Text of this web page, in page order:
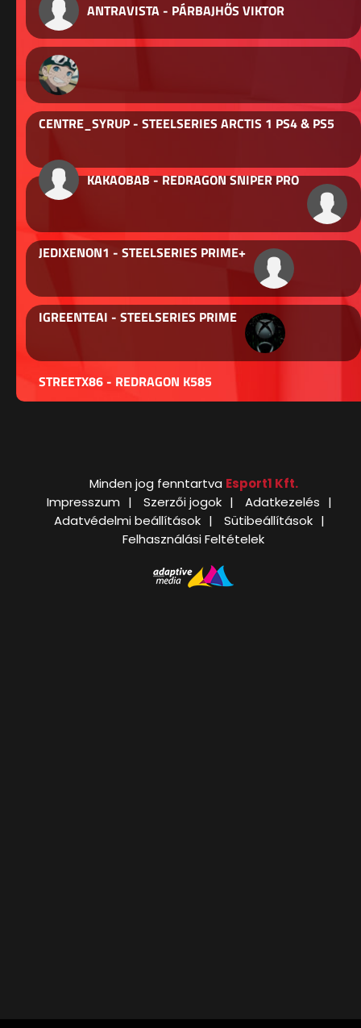
ANTRAVISTA - PÁRBAJHŐS VIKTOR
CENTRE_SYRUP - STEELSERIES ARCTIS 1 PS4 & PS5
KAKAOBAB - REDRAGON SNIPER PRO
JEDIXENON1 - STEELSERIES PRIME+
IGREENTEAI - STEELSERIES PRIME
STREETX86 - REDRAGON K585
Minden jog fenntartva Esport1 Kft.
Impresszum
Szerzői jogok
Adatkezelés
Adatvédelmi beállítások
Sütibeállítások
Felhasználási Feltételek